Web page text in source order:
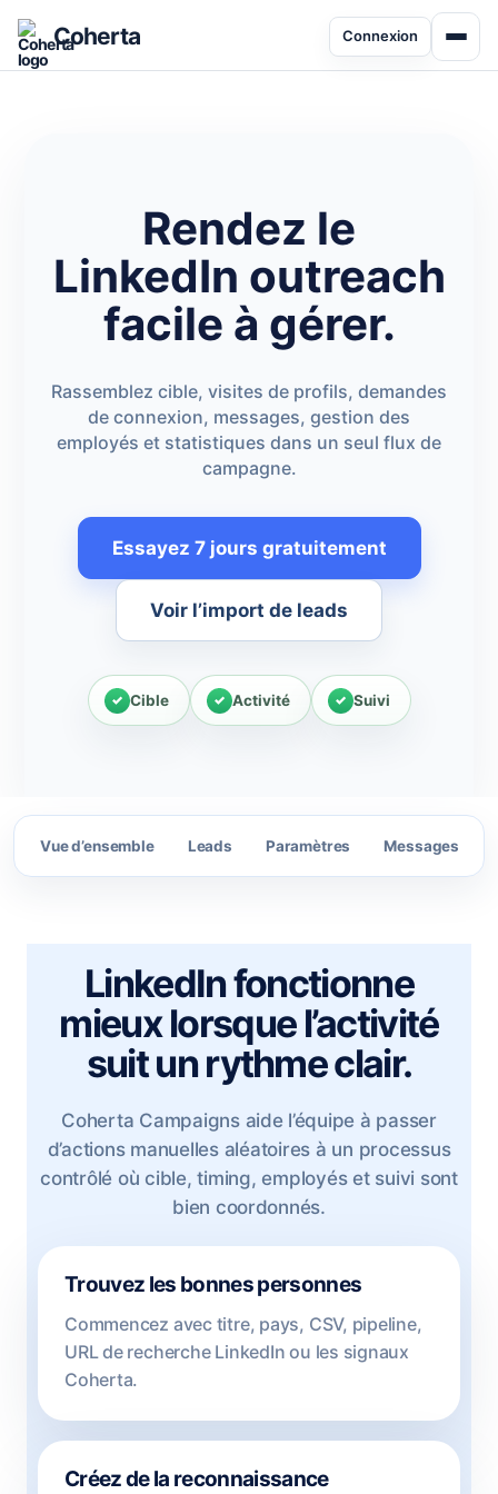
Coherta Connexion
Rendez le
LinkedIn outreach
facile à gérer.
Rassemblez cible, visites de profils, demandes
de connexion, messages, gestion des
employés et statistiques dans un seul flux de
campagne.
Essayez 7 jours gratuitement
Voir l’import de leads
Cible Activité Suivi
Vue d’ensemble Leads Paramètres Messages
LinkedIn fonctionne
mieux lorsque l’activité
suit un rythme clair.
Coherta Campaigns aide l’équipe à passer
d’actions manuelles aléatoires à un processus
contrôlé où cible, timing, employés et suivi sont
bien coordonnés.
Trouvez les bonnes personnes
Commencez avec titre, pays, CSV, pipeline,
URL de recherche LinkedIn ou les signaux
Coherta.
Créez de la reconnaissance